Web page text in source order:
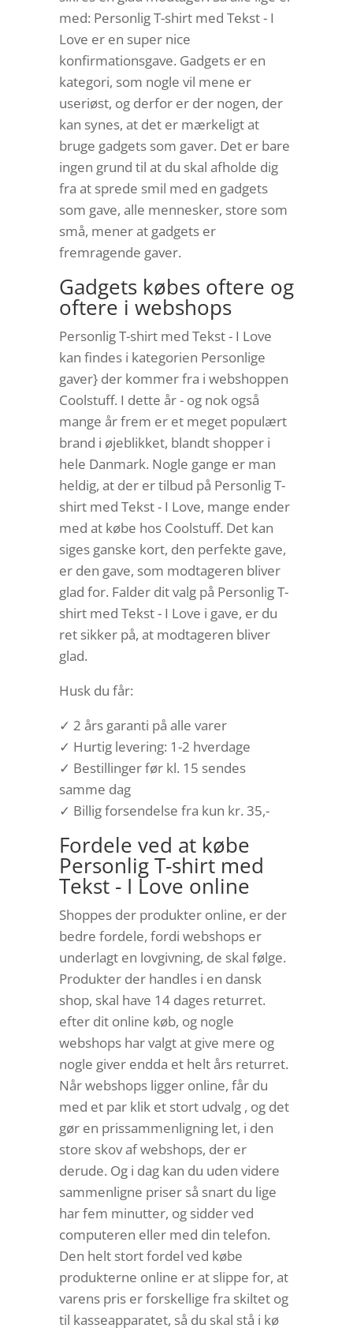
med: Personlig T-shirt med Tekst - I
Love er en super nice
konfirmationsgave. Gadgets er en
kategori, som nogle vil mene er
useriøst, og derfor er der nogen, der
kan synes, at det er mærkeligt at
bruge gadgets som gaver. Det er bare
ingen grund til at du skal afholde dig
fra at sprede smil med en gadgets
som gave, alle mennesker, store som
små, mener at gadgets er
fremragende gaver.
Gadgets købes oftere og
oftere i webshops
Personlig T-shirt med Tekst - I Love
kan findes i kategorien Personlige
gaver} der kommer fra i webshoppen
Coolstuff. I dette år - og nok også
mange år frem er et meget populært
brand i øjeblikket, blandt shopper i
hele Danmark. Nogle gange er man
heldig, at der er tilbud på Personlig T-
shirt med Tekst - I Love, mange ender
med at købe hos Coolstuff. Det kan
siges ganske kort, den perfekte gave,
er den gave, som modtageren bliver
glad for. Falder dit valg på Personlig T-
shirt med Tekst - I Love i gave, er du
ret sikker på, at modtageren bliver
glad.
Husk du får:
✓ 2 års garanti på alle varer
✓ Hurtig levering: 1-2 hverdage
✓ Bestillinger før kl. 15 sendes
samme dag
✓ Billig forsendelse fra kun kr. 35,-
Fordele ved at købe
Personlig T-shirt med
Tekst - I Love online
Shoppes der produkter online, er der
bedre fordele, fordi webshops er
underlagt en lovgivning, de skal følge.
Produkter der handles i en dansk
shop, skal have 14 dages returret.
efter dit online køb, og nogle
webshops har valgt at give mere og
nogle giver endda et helt års returret.
Når webshops ligger online, får du
med et par klik et stort udvalg , og det
gør en prissammenligning let, i den
store skov af webshops, der er
derude. Og i dag kan du uden videre
sammenligne priser så snart du lige
har fem minutter, og sidder ved
computeren eller med din telefon.
Den helt stort fordel ved købe
produkterne online er at slippe for, at
varens pris er forskellige fra skiltet og
til kasseapparatet, så du skal stå i kø